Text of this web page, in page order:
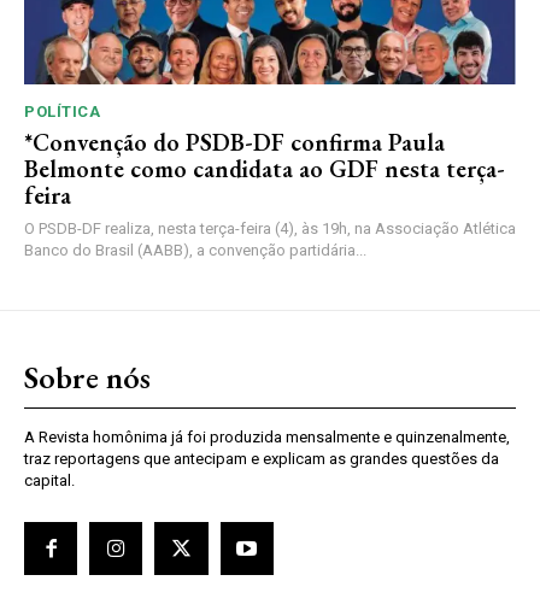
POLÍTICA
*Convenção do PSDB-DF confirma Paula
Belmonte como candidata ao GDF nesta terça-
feira
O PSDB-DF realiza, nesta terça-feira (4), às 19h, na Associação Atlética
Banco do Brasil (AABB), a convenção partidária...
Sobre nós
A Revista homônima já foi produzida mensalmente e quinzenalmente,
traz reportagens que antecipam e explicam as grandes questões da
capital.